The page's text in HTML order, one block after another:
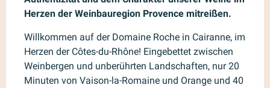
Herzen der Weinbauregion Provence mitreißen.
Willkommen auf der Domaine Roche in Cairanne, im
Herzen der Côtes-du-Rhône! Eingebettet zwischen
Weinbergen und unberührten Landschaften, nur 20
Minuten von Vaison-la-Romaine und Orange und 40